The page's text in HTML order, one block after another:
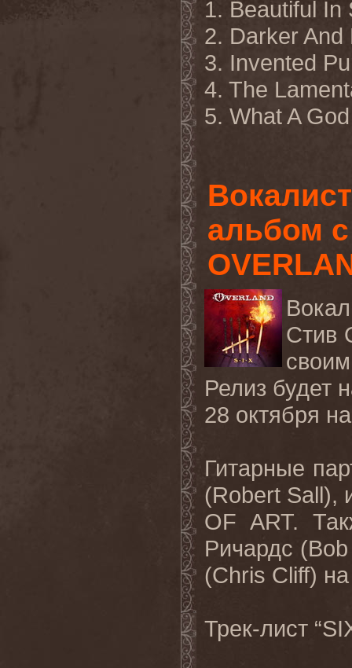
1. Beautiful In
2. Darker And
3. Invented
4. The
5. What A
альбом
Стив
Релиз будет
28 октября
Гитарные
(Robert Sall),
OF ART.
Ричардс (Bob
(Chris Cliff)
Трек-лист